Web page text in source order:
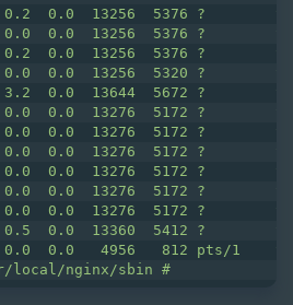
0.2  0.0  13256  5376 ?        S
0.0  0.0  13256  5376 ?        S
0.2  0.0  13256  5376 ?        S
0.0  0.0  13256  5320 ?        S
3.2  0.0  13644  5672 ?        S
0.0  0.0  13276  5172 ?        S
0.0  0.0  13276  5172 ?        S
0.0  0.0  13276  5172 ?        S
0.0  0.0  13276  5172 ?        S
0.0  0.0  13276  5172 ?        S
0.0  0.0  13276  5172 ?        S
0.5  0.0  13360  5412 ?        S
0.0  0.0   4956   812 pts/1
local/nginx/sbin #